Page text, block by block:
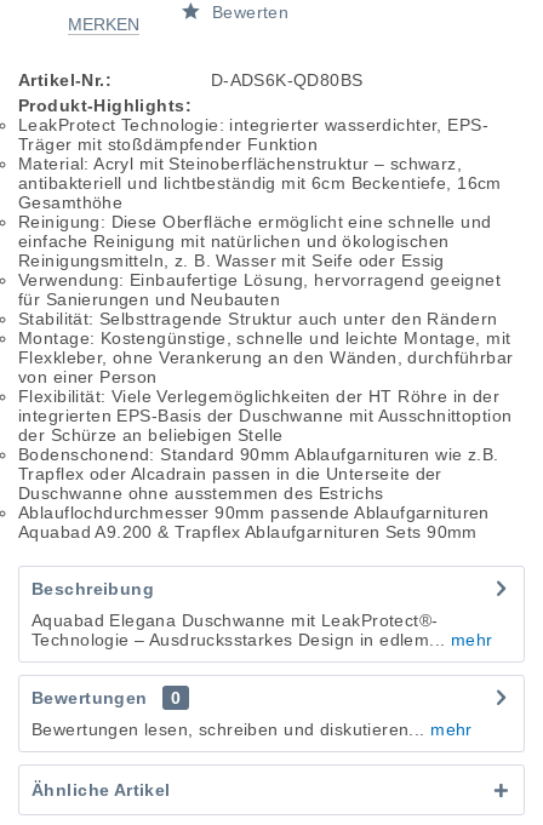
MERKEN
Bewerten
Artikel-Nr.:
D-ADS6K-QD80BS
Produkt-Highlights:
LeakProtect Technologie: integrierter wasserdichter, EPS-
Träger mit stoßdämpfender Funktion
Material: Acryl mit Steinoberflächenstruktur – schwarz,
antibakteriell und lichtbeständig mit 6cm Beckentiefe, 16cm
Gesamthöhe
Reinigung: Diese Oberfläche ermöglicht eine schnelle und
einfache Reinigung mit natürlichen und ökologischen
Reinigungsmitteln, z. B. Wasser mit Seife oder Essig
Verwendung: Einbaufertige Lösung, hervorragend geeignet
für Sanierungen und Neubauten
Stabilität: Selbsttragende Struktur auch unter den Rändern
Montage: Kostengünstige, schnelle und leichte Montage, mit
Flexkleber, ohne Verankerung an den Wänden, durchführbar
von einer Person
Flexibilität: Viele Verlegemöglichkeiten der HT Röhre in der
integrierten EPS-Basis der Duschwanne mit Ausschnittoption
der Schürze an beliebigen Stelle
Bodenschonend: Standard 90mm Ablaufgarnituren wie z.B.
Trapflex oder Alcadrain passen in die Unterseite der
Duschwanne ohne ausstemmen des Estrichs
Ablauflochdurchmesser 90mm passende Ablaufgarnituren
Aquabad A9.200 & Trapflex Ablaufgarnituren Sets 90mm
Beschreibung
Aquabad Elegana Duschwanne mit LeakProtect®-
Technologie – Ausdrucksstarkes Design in edlem...
mehr
Bewertungen
0
Bewertungen lesen, schreiben und diskutieren...
mehr
Ähnliche Artikel